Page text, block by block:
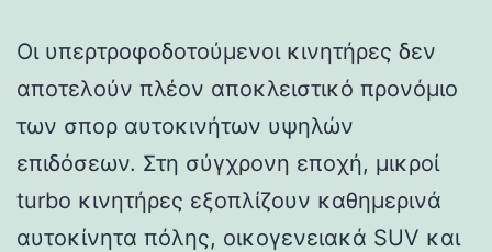
Οι υπερτροφοδοτούμενοι κινητήρες δεν
αποτελούν πλέον αποκλειστικό προνόμιο
των σπορ αυτοκινήτων υψηλών
επιδόσεων. Στη σύγχρονη εποχή, μικροί
turbo κινητήρες εξοπλίζουν καθημερινά
αυτοκίνητα πόλης, οικογενειακά SUV και